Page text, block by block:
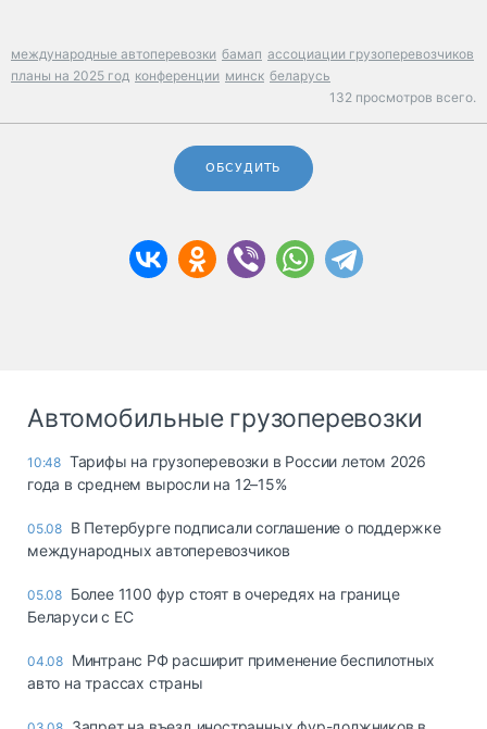
международные автоперевозки бамап ассоциации грузоперевозчиков
планы на 2025 год конференции минск беларусь
132 просмотров всего.
ОБСУДИТЬ
Автомобильные грузоперевозки
10:48 Тарифы на грузоперевозки в России летом 2026
года в среднем выросли на 12–15%
05.08 В Петербурге подписали соглашение о поддержке
международных автоперевозчиков
05.08 Более 1100 фур стоят в очередях на границе
Беларуси с ЕС
04.08 Минтранс РФ расширит применение беспилотных
авто на трассах страны